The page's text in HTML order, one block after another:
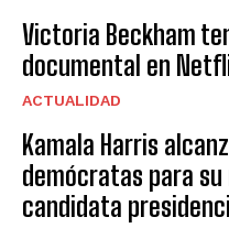
Victoria Beckham
documental en
ACTUALIDAD
Kamala Harris
demócratas para
candidata